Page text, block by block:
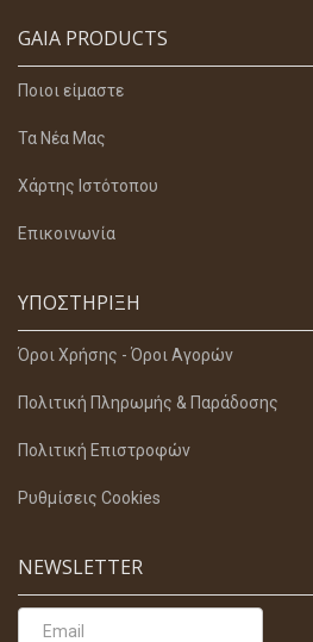
GAIA PRODUCTS
Ποιοι είμαστε
Τα Νέα Μας
Χάρτης Ιστότοπου
Επικοινωνία
ΥΠΟΣΤΉΡΙΞΗ
Όροι Χρήσης - Όροι Αγορών
Πολιτική Πληρωμής & Παράδοσης
Πολιτική Επιστροφών
Ρυθμίσεις Cookies
NEWSLETTER